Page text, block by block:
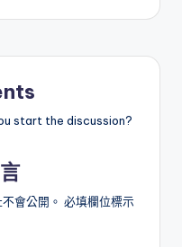
start the discussion?
會公開。 必填欄位標示